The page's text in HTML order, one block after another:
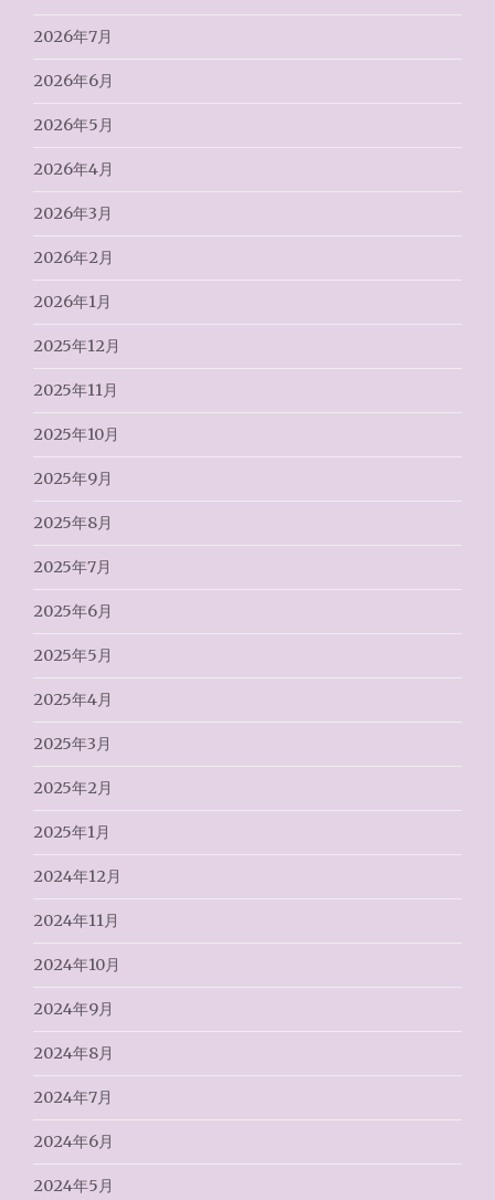
2026年7月
2026年6月
2026年5月
2026年4月
2026年3月
2026年2月
2026年1月
2025年12月
2025年11月
2025年10月
2025年9月
2025年8月
2025年7月
2025年6月
2025年5月
2025年4月
2025年3月
2025年2月
2025年1月
2024年12月
2024年11月
2024年10月
2024年9月
2024年8月
2024年7月
2024年6月
2024年5月